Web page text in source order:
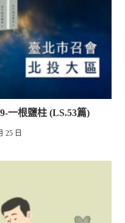
一根鹽柱 (LS.53篇)
25 日